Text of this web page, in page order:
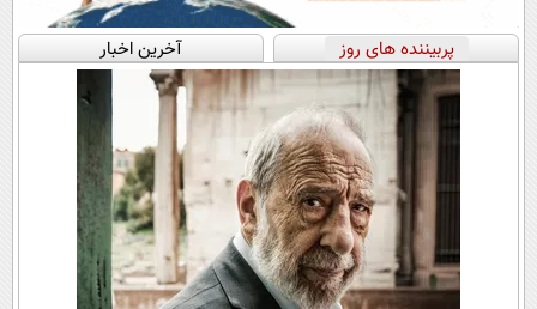
پربیننده های روز آخرین اخبار